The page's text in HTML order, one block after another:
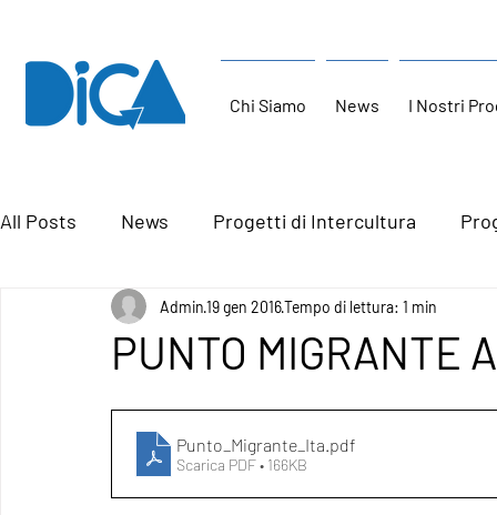
Chi Siamo News I Nostri
All Posts News Progetti di Intercultura
PUNTO MIGRANTE
Admin19 gen 2016Tempo di lettura: 1 min
Punto_Migrante_Ita .pdf
Scarica PDF • 166KB